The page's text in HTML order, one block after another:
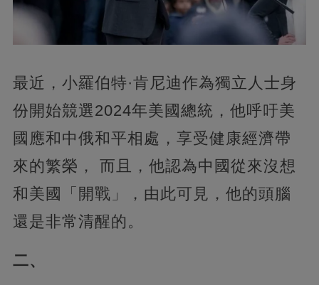
最近，小羅伯特·肯尼迪作為獨立人士身
份開始競選2024年美國總統，他呼吁美
國應和中俄和平相處，享受健康經濟帶
來的繁榮， 而且，他認為中國從來沒想
和美國「開戰」，由此可見，他的頭腦
還是非常清醒的。
二、